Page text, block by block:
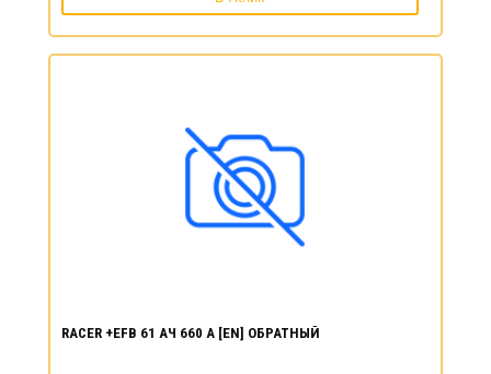
RACER +EFB 61 АЧ 660 А [EN] ОБРАТНЫЙ